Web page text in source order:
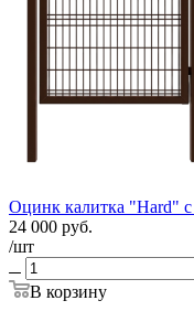
Оцинк калитка "Hard"
24 000 руб.
/шт
В корзину